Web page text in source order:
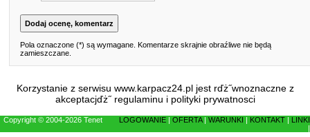
Pola oznaczone (*) są wymagane. Komentarze skrajnie obraźliwe nie będą
zamieszczane.
Korzystanie z serwisu www.karpacz24.pl jest rďż˝wnoznaczne z
akceptacjďż˝ regulaminu i polityki prywatnosci
Copyright © 2004-2026 Tenet LOGOWANIE OFERTA| WARUNKI KONTAKT
LINKI